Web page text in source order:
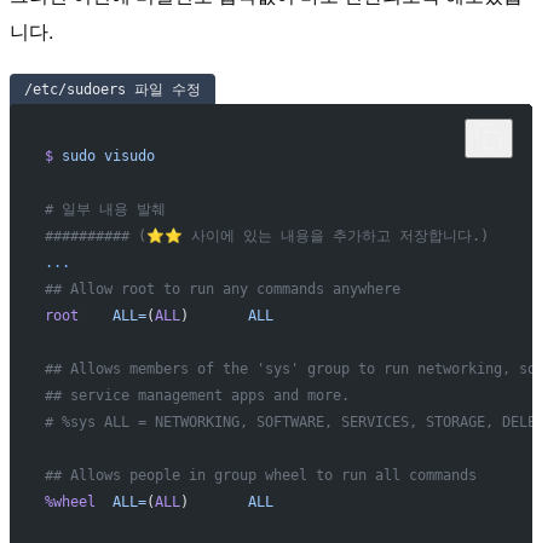
니다.
/etc/sudoers 파일 수정
$ sudo visudo
# 일부 내용 발췌
########## (⭐️⭐️ 사이에 있는 내용을 추가하고 저장합니다.)
...
## Allow root to run any commands anywhere
root
    ALL=
(ALL) ALL
## Allows members of the 'sys' group to run networking,
## service management apps and more.
# %sys ALL = NETWORKING, SOFTWARE, SERVICES, STORAGE,
## Allows people in group wheel to run all commands
%wheel
  ALL=
(ALL) ALL